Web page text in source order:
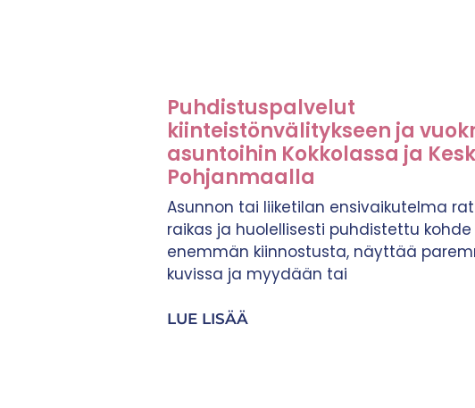
Puhdistuspalvelut
kiinteistönvälitykseen ja
asuntoihin Kokkolassa ja
Pohjanmaalla
Asunnon tai liiketilan ensivaikutelma
raikas ja huolellisesti puhdistettu
enemmän kiinnostusta, näyttää
kuvissa ja myydään tai
LUE LISÄÄ